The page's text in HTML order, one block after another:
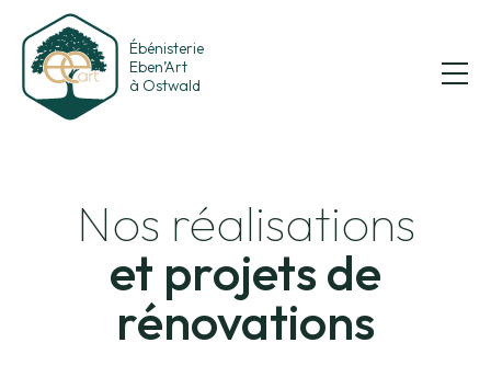
Ébénisterie
Eben’Art
à Ostwald
Nos réalisations
et projets de
rénovations